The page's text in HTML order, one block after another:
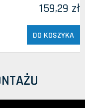
159,29 zł
DO KOSZYKA